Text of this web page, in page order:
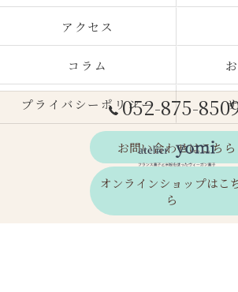
052-875-
お問い合わせはこちら
オンラインショップはこ
ら
アクセス
コラム
プライバシーポリシー
© 2026 愛知県名古屋市のケーキならatelier yomi